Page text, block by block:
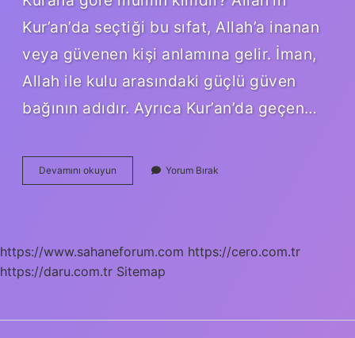
Kur’an’da seçtiği bu sıfat, Allah’a inanan
veya güvenen kişi anlamına gelir. İman,
Allah ile kulu arasındaki güçlü güven
bağının adıdır. Ayrıca Kur’an’da geçen…
Devamını okuyun
Müminin
Yorum Bırak
https://www.sahaneforum.com https://cero.com.tr
https://daru.com.tr Sitemap